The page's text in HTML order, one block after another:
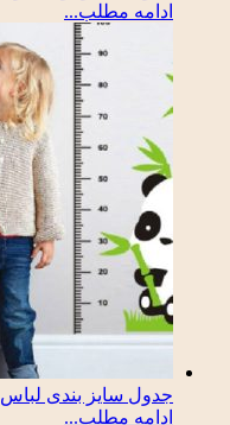
ادامه مطلب...
جدول سایز بندی
ادامه مطلب...